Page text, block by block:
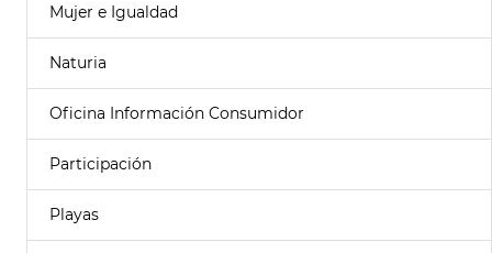
Mujer e Igualdad
Naturia
Oficina Información Consumidor
Participación
Playas